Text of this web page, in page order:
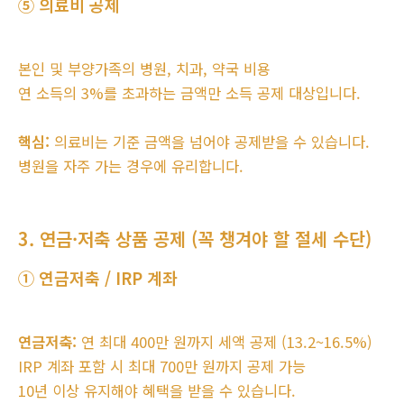
⑤ 의료비 공제
본인 및 부양가족의 병원, 치과, 약국 비용
연 소득의 3%를 초과하는 금액만 소득 공제 대상입니다.
핵심: 의료비는 기준 금액을 넘어야 공제받을 수 있습니다.
병원을 자주 가는 경우에 유리합니다.
3. 연금·저축 상품 공제 (꼭 챙겨야 할 절세 수단)
① 연금저축 / IRP 계좌
연금저축: 연 최대 400만 원까지 세액 공제 (13.2~16.5%)
IRP 계좌 포함 시 최대 700만 원까지 공제 가능
10년 이상 유지해야 혜택을 받을 수 있습니다.